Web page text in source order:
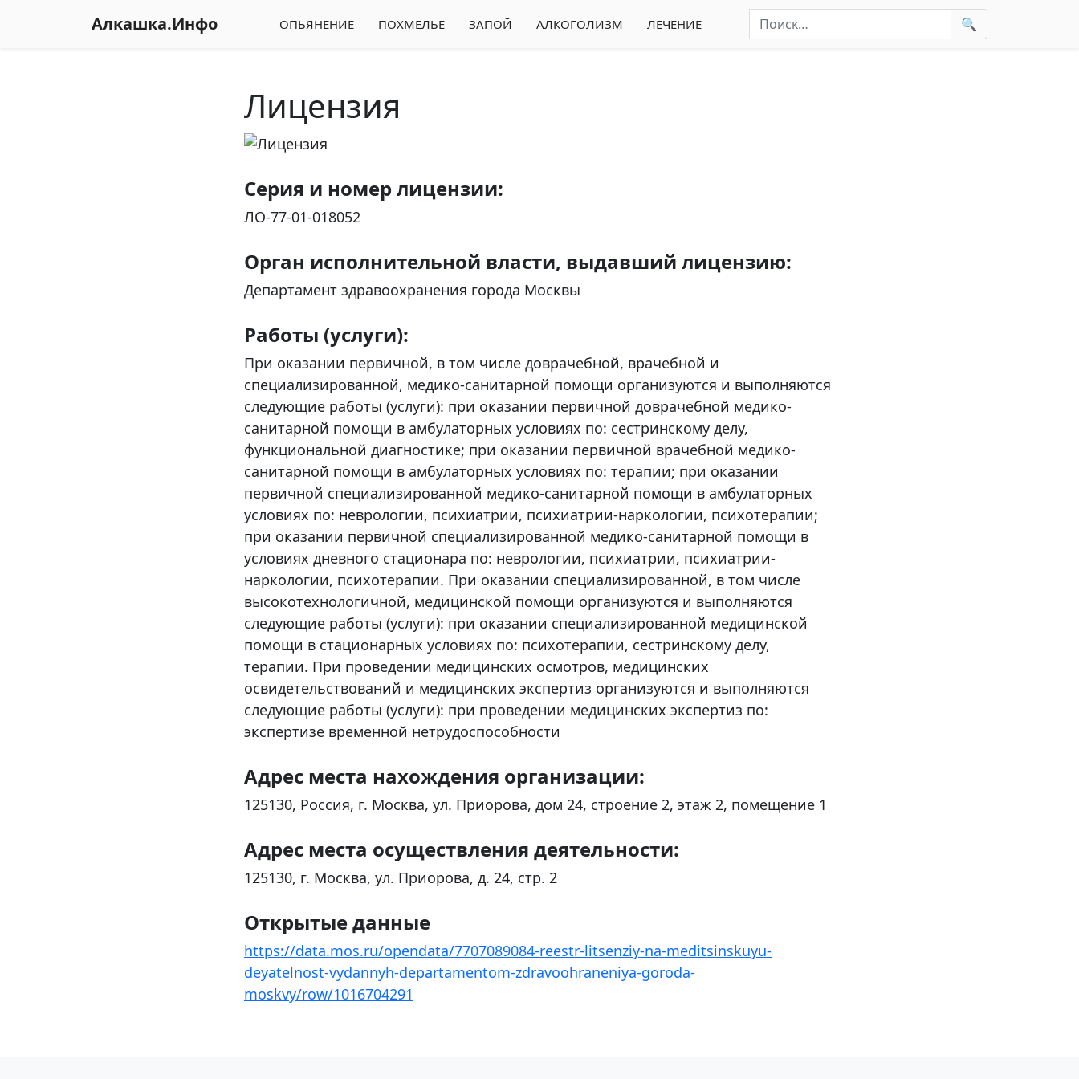
Алкашка.Инфо ОПЬЯНЕНИЕ ПОХМЕЛЬЕ ЗАПОЙ АЛКОГОЛИЗМ ЛЕЧЕНИЕ Найти: 🔍
Лицензия
Серия и номер лицензии:
ЛО-77-01-018052
Орган исполнительной власти, выдавший лицензию:
Департамент здравоохранения города Москвы
Работы (услуги):
При оказании первичной, в том числе доврачебной, врачебной и
специализированной, медико-санитарной помощи организуются и выполняются
следующие работы (услуги): при оказании первичной доврачебной медико-
санитарной помощи в амбулаторных условиях по: сестринскому делу,
функциональной диагностике; при оказании первичной врачебной медико-
санитарной помощи в амбулаторных условиях по: терапии; при оказании
первичной специализированной медико-санитарной помощи в амбулаторных
условиях по: неврологии, психиатрии, психиатрии-наркологии, психотерапии;
при оказании первичной специализированной медико-санитарной помощи в
условиях дневного стационара по: неврологии, психиатрии, психиатрии-
наркологии, психотерапии. При оказании специализированной, в том числе
высокотехнологичной, медицинской помощи организуются и выполняются
следующие работы (услуги): при оказании специализированной медицинской
помощи в стационарных условиях по: психотерапии, сестринскому делу,
терапии. При проведении медицинских осмотров, медицинских
освидетельствований и медицинских экспертиз организуются и выполняются
следующие работы (услуги): при проведении медицинских экспертиз по:
экспертизе временной нетрудоспособности
Адрес места нахождения организации:
125130, Россия, г. Москва, ул. Приорова, дом 24, строение 2, этаж 2, помещение 1
Адрес места осуществления деятельности:
125130, г. Москва, ул. Приорова, д. 24, стр. 2
Открытые данные
https://data.mos.ru/opendata/7707089084-reestr-litsenziy-na-meditsinskuyu-
deyatelnost-vydannyh-departamentom-zdravoohraneniya-goroda-
moskvy/row/1016704291